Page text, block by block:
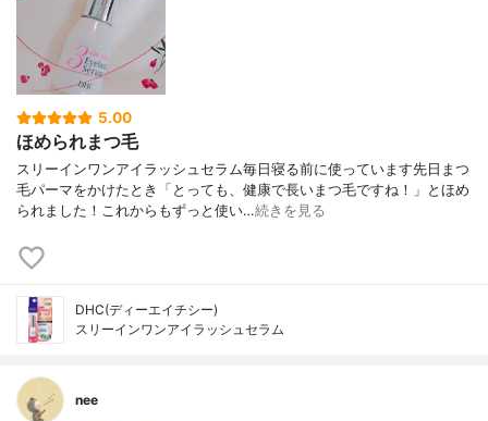
5.00
ほめられまつ毛
スリーインワンアイラッシュセラム毎日寝る前に使っています先日まつ
毛パーマをかけたとき「とっても、健康で長いまつ毛ですね！」とほめ
られました！これからもずっと使い…続きを見る
DHC(ディーエイチシー)
スリーインワンアイラッシュセラム
nee